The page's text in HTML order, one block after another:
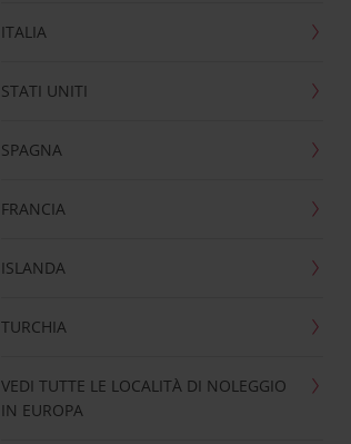
ITALIA
STATI UNITI
SPAGNA
FRANCIA
ISLANDA
TURCHIA
VEDI TUTTE LE LOCALITÀ DI NOLEGGIO
IN EUROPA